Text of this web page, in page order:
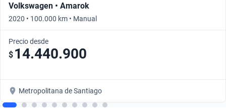
Volkswagen • Amarok
2020 • 100.000 km • Manual
Precio desde
$ 14.440.900
Metropolitana de Santiago